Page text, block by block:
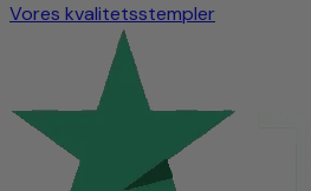
Vores kvalitetsstempler